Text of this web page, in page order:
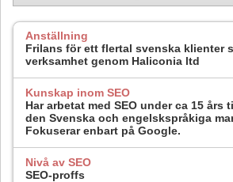
Anställning
Frilans för ett flertal svenska klienter
verksamhet genom Haliconia ltd
Kunskap inom SEO
Har arbetat med SEO under ca 15 års
den Svenska och engelskspråkiga
Fokuserar enbart på Google.
Nivå av SEO
SEO-proffs